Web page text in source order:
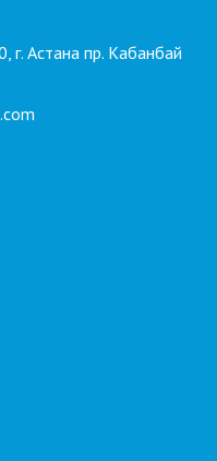
г. Астана пр. Кабанбай